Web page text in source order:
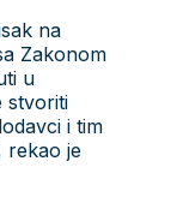
na
Zakonom
u
stvoriti
i tim
rekao je